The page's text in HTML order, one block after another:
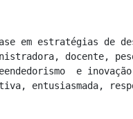
em estratégias de
docente,
e